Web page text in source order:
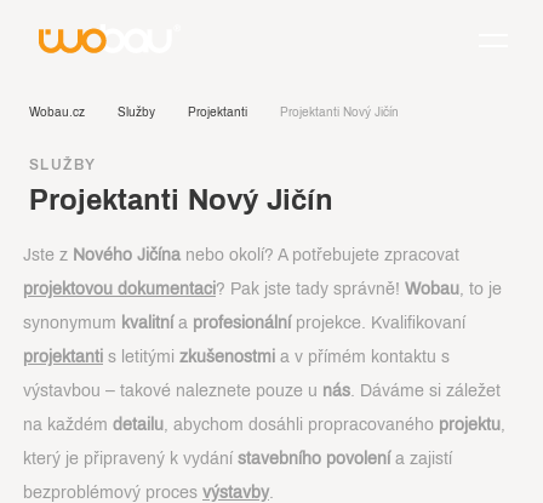
Wobau.cz Služby Projektanti Projektanti Nový Jičín
SLUŽBY
Projektanti Nový Jičín
Jste z Nového Jičína nebo okolí? A potřebujete zpracovat
projektovou dokumentaci? Pak jste tady správně! Wobau, to je
synonymum kvalitní a profesionální projekce. Kvalifikovaní
projektanti s letitými zkušenostmi a v přímém kontaktu s
výstavbou – takové naleznete pouze u nás. Dáváme si záležet
na každém detailu, abychom dosáhli propracovaného projektu,
který je připravený k vydání stavebního povolení a zajistí
bezproblémový proces výstavby.